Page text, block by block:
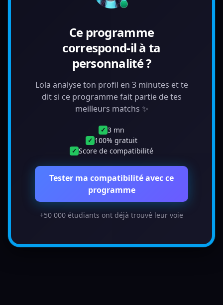
Ce programme
correspond-il à ta
personnalité ?
Lola analyse ton profil en 3 minutes et te
dit si ce programme fait partie de tes
meilleurs matchs ✨
✓ 3 mn
✓ 100% gratuit
✓ Score de compatibilité
Tester ma compatibilité avec ce
programme
+50 000 étudiants ont déjà trouvé leur voie